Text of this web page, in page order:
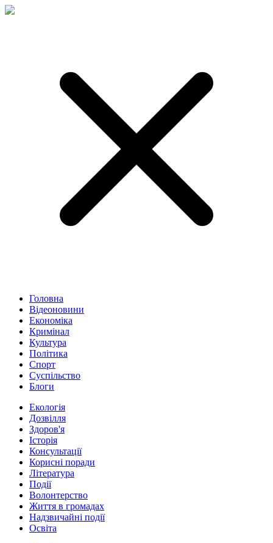
Головна
Відеоновини
Економіка
Кримінал
Культура
Політика
Спорт
Суспільство
Блоги
Екологія
Дозвілля
Здоров'я
Історія
Консультації
Корисні поради
Література
Події
Волонтерство
Життя в громадах
Надзвичайні події
Освіта